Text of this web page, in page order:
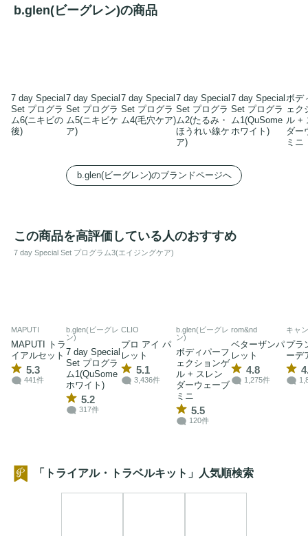
b.glen(ビーグレン)の商品
7 day Special
Set プログラ
ム6(ニキビの
後)
7 day Special
Set プログラ
ム5(ニキビケ
ア)
7 day Special
Set プログラ
ム4(毛穴ケア)
7 day Special
Set プログラ
ム2(たるみ・
ほうれい線ケ
ア)
7 day Special
Set プログラ
ム1(QuSome
ホワイト)
ボデ
ェク
ル +
ダー
ミニ
b.glen(ビーグレン)のブランドページへ
この商品を高評価している人のおすすめ
7 day Special Set プログラム3(エイジングケア)
MAPUTI
MAPUTI トラ
イアルセット
5.3
441件
b.glen(ビーグレ
ン)
7 day Special
Set プログラ
ム1(QuSome
ホワイト)
5.2
317件
CLIO
プロ アイ パ
レット
5.1
3,436件
b.glen(ビーグレ
ン)
ボディパーフ
ェクションゲ
ル + スレン
ダーウェーブ
ミニ
5.5
120件
rom&nd
ベターザンパ
レット
4.8
1,275件
キャ
プラ
ーデ
「トライアル・トラベルキット」人気順検索